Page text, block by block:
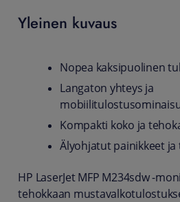
Yleinen kuvaus
Nopea kaksipuolinen
Langaton yhteys ja
Kompakti koko ja
Älyohjatut painikkeet
HP LaserJet MFP M234sdw -
tehokkaan